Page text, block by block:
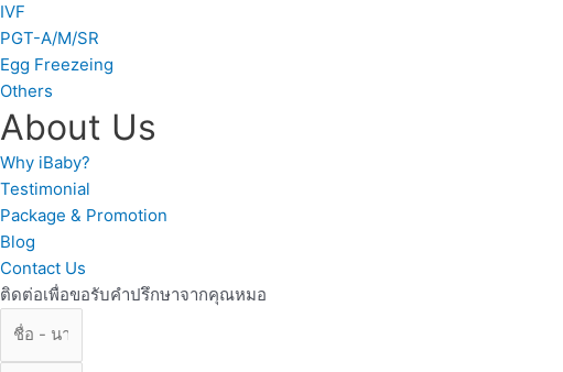
IVF
PGT-A/M/SR
Egg Freezeing
Others
About Us
Why iBaby?
Testimonial
Package & Promotion
Blog
Contact Us
ติดต่อเพื่อขอรับคำปรึกษาจากคุณหมอ